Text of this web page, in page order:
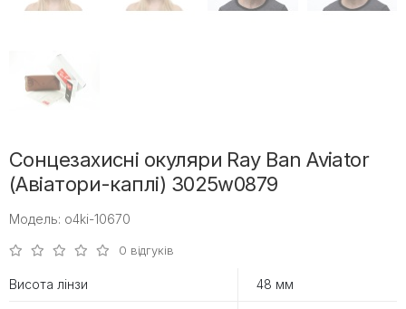
Сонцезахисні окуляри Ray Ban Aviator
(Авіатори-каплі) 3025w0879
Модель: o4ki-10670
0 відгуків
Висота лінзи 48 мм